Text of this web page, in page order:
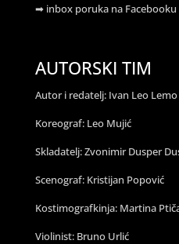
➡ inbox poruka na
AUTORSKI TIM
Autor i redatelj: Ivan Leo Lemo
Koreograf: Leo Mujić
Skladatelj: Zvonimir Dusper
Scenograf: Kristijan Popović
Kostimografkinja: Martina
Violinist: Bruno Urlić